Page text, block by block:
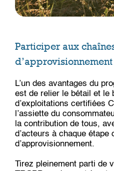
Participer aux
L’un des avantages du
est de relier le bétail et le
d’exploitations certifiées
l’assiette du
la contribution de tous,
d’acteurs à chaque étape
d’approvisionnement.
Tirez pleinement parti de